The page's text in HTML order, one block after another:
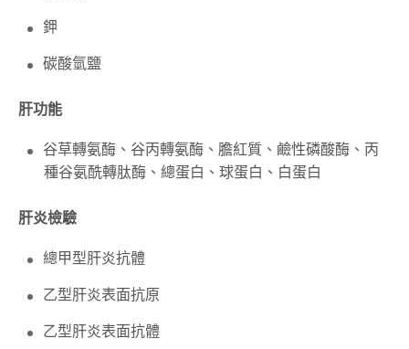
鉀
碳酸氫鹽
肝功能
谷草轉氨酶、谷丙轉氨酶、膽紅質、鹼性磷酸酶、丙
種谷氨酰轉肽酶、總蛋白、球蛋白、白蛋白
肝炎檢驗
總甲型肝炎抗體
乙型肝炎表面抗原
乙型肝炎表面抗體